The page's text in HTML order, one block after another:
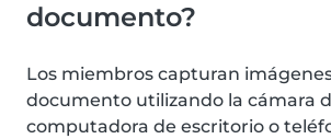
documento?
Los miembros capturan
documento utilizando la cámara
computadora de escritorio o